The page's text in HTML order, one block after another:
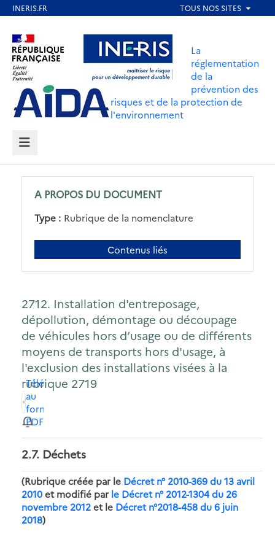
contenu
principal
Aller au contenu Aller au menu
Aller au pied de page
La
réglementation
de la
prévention des
risques et de la protection de
l'environnement
MENU
A PROPOS DU DOCUMENT
Type : Rubrique de la nomenclature
Contenus liés
2712. Installation d'entreposage,
dépollution, démontage ou découpage
de véhicules hors d’usage ou de différents
moyens de transports hors d'usage, à
l'exclusion des installations visées à la
rubrique 2719
Télécharger
au
format
PDF
2.7. Déchets
(Rubrique créée par le Décret n° 2010-369 du 13 avril
2010et modifié par le Décret n° 2012-1304 du 26
novembre 2012et le Décret n°2018-458 du 6 juin
2018)